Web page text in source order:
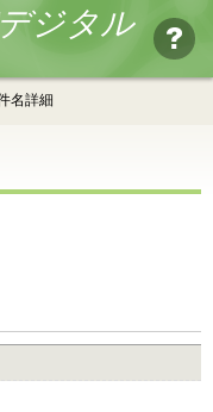
ジタル
名詳細